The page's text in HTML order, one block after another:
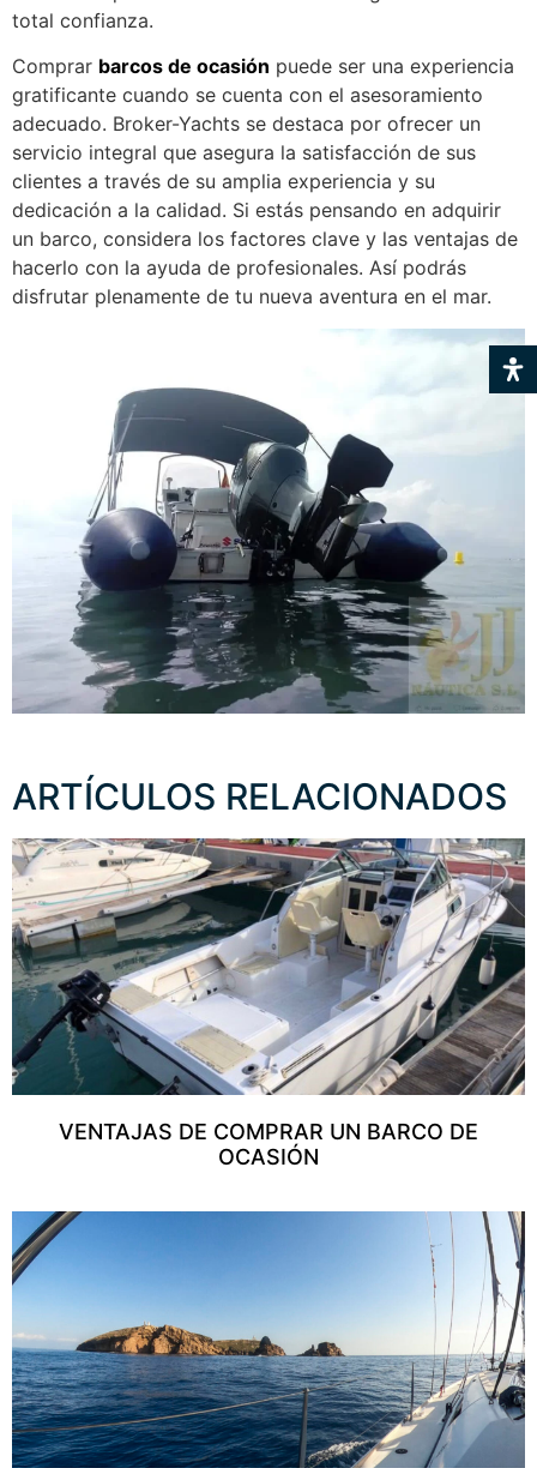
total confianza.
Comprar barcos de ocasión puede ser una experiencia
gratificante cuando se cuenta con el asesoramiento
adecuado. Broker-Yachts se destaca por ofrecer un
servicio integral que asegura la satisfacción de sus
clientes a través de su amplia experiencia y su
dedicación a la calidad. Si estás pensando en adquirir
un barco, considera los factores clave y las ventajas de
hacerlo con la ayuda de profesionales. Así podrás
disfrutar plenamente de tu nueva aventura en el mar.
ARTÍCULOS RELACIONADOS
VENTAJAS DE COMPRAR UN BARCO DE
OCASIÓN